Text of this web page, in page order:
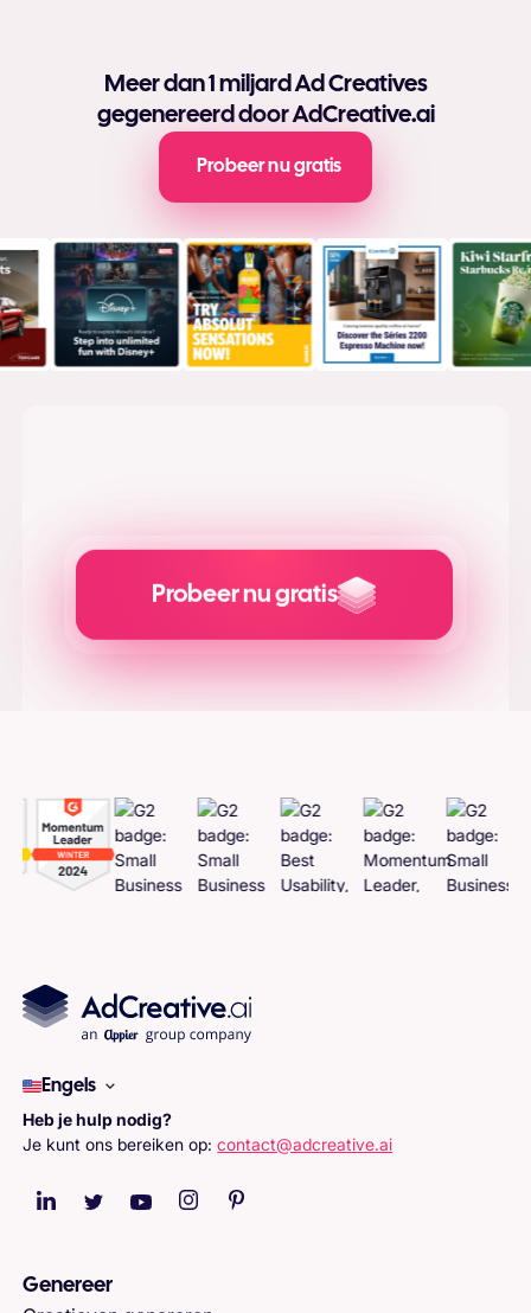
kunt meer informatie vinden in onzeAlgemene
voorwaarden.
Meer dan 1 miljard Ad Creatives
gegenereerd door AdCreative.ai
Probeer nu gratis
Probeer nu gratis
Adcreatieven
Engels
Heb je hulp nodig?
Je kunt ons bereiken op:contact@adcreative.ai
Genereer